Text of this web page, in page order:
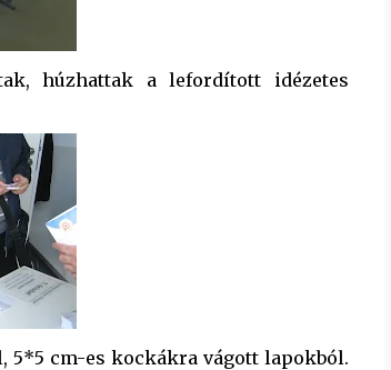
húzhattak a lefordított idézetes
5*5 cm-es kockákra vágott lapokból.